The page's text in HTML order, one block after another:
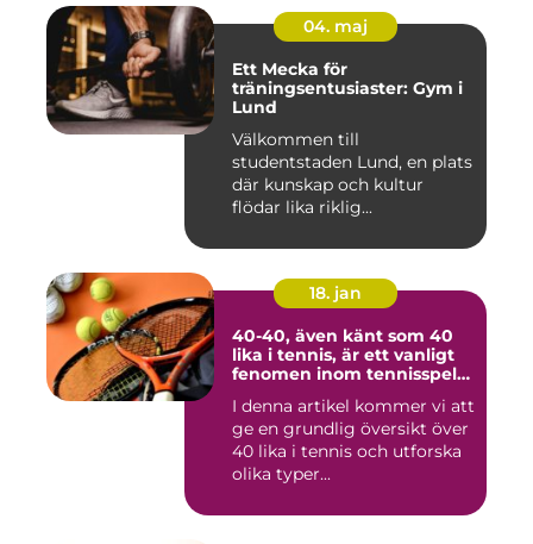
04. maj
Ett Mecka för
träningsentusiaster: Gym i
Lund
Välkommen till
studentstaden Lund, en plats
där kunskap och kultur
flödar lika riklig...
18. jan
40-40, även känt som 40
lika i tennis, är ett vanligt
fenomen inom tennisspelet
spännande och
frustrerande för spelare
och fans
I denna artikel kommer vi att
ge en grundlig översikt över
40 lika i tennis och utforska
olika typer...